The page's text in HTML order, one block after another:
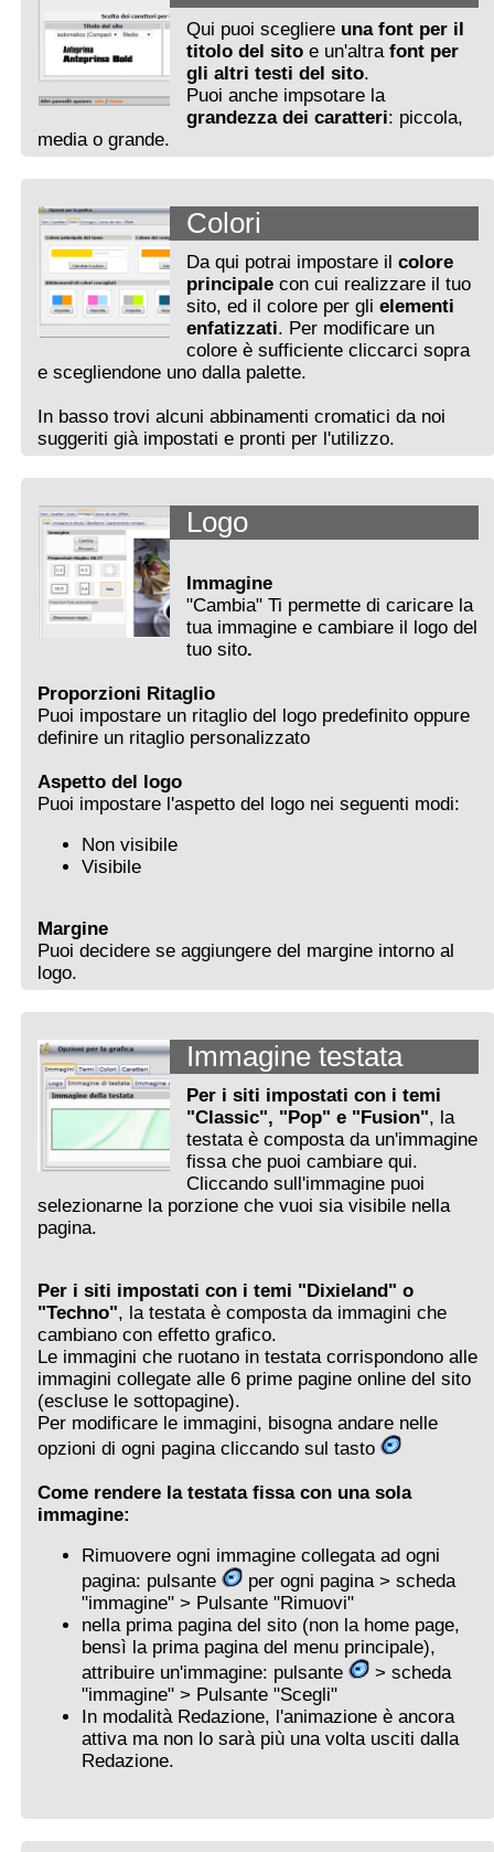
Qui puoi scegliere una font per il
titolo del sitoe un'altra font per
gli altri testi del sito.
Puoi anche impsotare la
grandezza dei caratteri: piccola,
media o grande.
Colori
Da qui potrai impostare il colore
principalecon cui realizzare il tuo
sito, ed il colore per gli elementi
enfatizzati. Per modificare un
colore è sufficiente cliccarci sopra
e scegliendone uno dalla palette.
In basso trovi alcuni abbinamenti cromatici da noi
suggeriti già impostati e pronti per l'utilizzo.
Logo
Immagine
"Cambia" Ti permette di caricare la
tua immagine e cambiare il logo del
tuo sito.
Proporzioni Ritaglio
Puoi impostare un ritaglio del logo predefinito oppure
definire un ritaglio personalizzato
Aspetto del logo
Puoi impostare l'aspetto del logo nei seguenti modi:
Non visibile
Visibile
Margine
Puoi decidere se aggiungere del margine intorno al
logo.
Immagine testata
Per i siti impostati con i temi
"Classic", "Pop" e "Fusion", la
testata è composta da un'immagine
fissa che puoi cambiare qui.
Cliccando sull'immagine puoi
selezionarne la porzione che vuoi sia visibile nella
pagina.
Per i siti impostati con i temi "Dixieland" o
"Techno", la testata è composta da immagini che
cambiano con effetto grafico.
Le immagini che ruotano in testata corrispondono alle
immagini collegate alle 6 prime pagine online del sito
(escluse le sottopagine).
Per modificare le immagini, bisogna andare nelle
opzioni di ogni pagina cliccando sul tasto
Come rendere la testata fissa con una sola
immagine:
Rimuovere ogni immagine collegata ad ogni
pagina: pulsante
per ogni pagina > scheda
"immagine" > Pulsante "Rimuovi"
nella prima pagina del sito (non la home page,
bensì la prima pagina del menu principale),
attribuire un'immagine: pulsante
> scheda
"immagine" > Pulsante "Scegli"
In modalità Redazione, l'animazione è ancora
attiva ma non lo sarà più una volta usciti dalla
Redazione.